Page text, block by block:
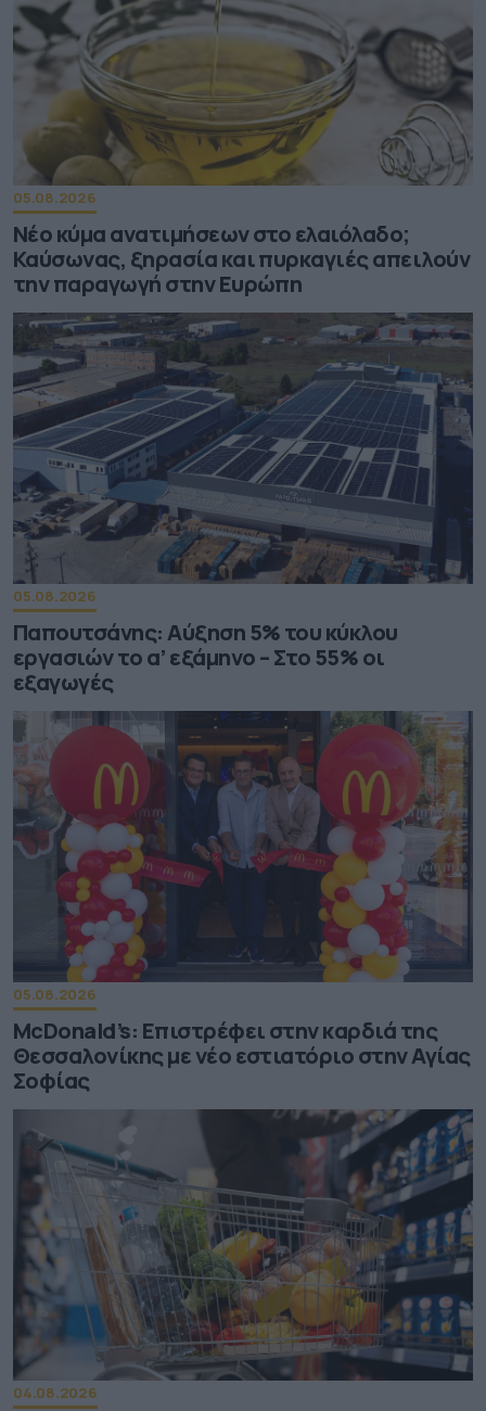
05.08.2026
Νέο κύμα ανατιμήσεων στο ελαιόλαδο;
Καύσωνας, ξηρασία και πυρκαγιές απειλούν
την παραγωγή στην Ευρώπη
05.08.2026
Παπουτσάνης: Αύξηση 5% του κύκλου
εργασιών το α’ εξάμηνο – Στο 55% οι
εξαγωγές
05.08.2026
McDonald’s: Επιστρέφει στην καρδιά της
Θεσσαλονίκης με νέο εστιατόριο στην Αγίας
Σοφίας
04.08.2026